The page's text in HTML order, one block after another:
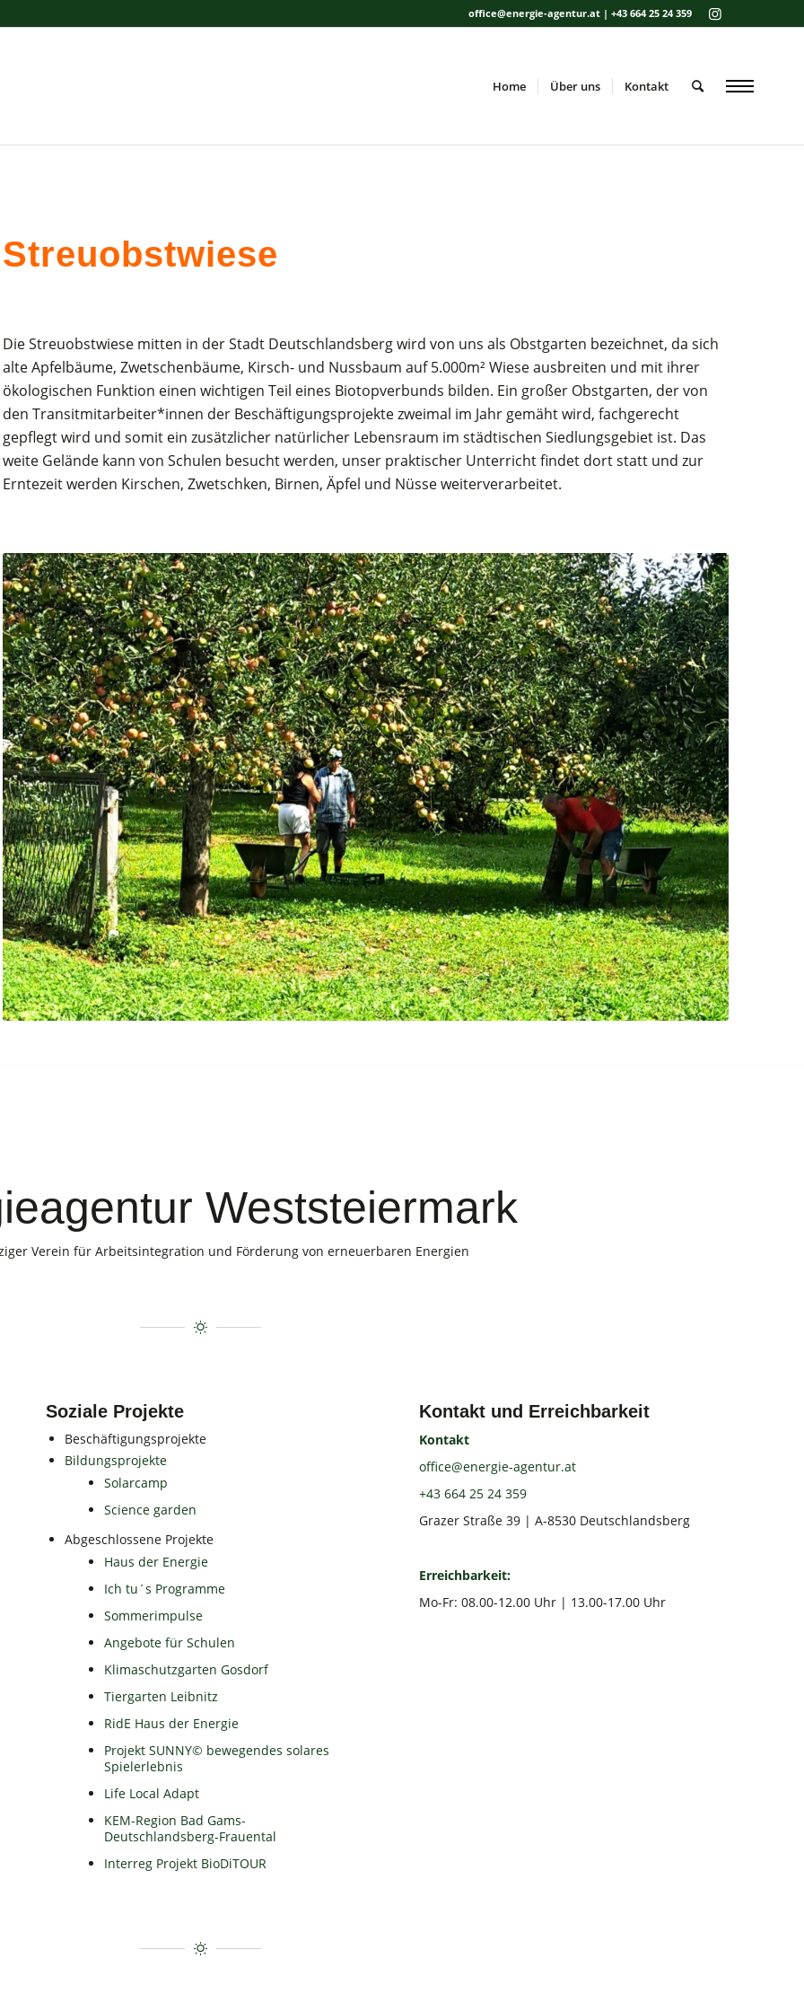
office@energie-agentur.at | +43 664 25 24 359
Home Über uns Kontakt
Streuobstwiese
Die Streuobstwiese mitten in der Stadt Deutschlandsberg wird von uns als Obstgarten bezeichnet, da sich
alte Apfelbäume, Zwetschenbäume, Kirsch- und Nussbaum auf 5.000m² Wiese ausbreiten und mit ihrer
ökologischen Funktion einen wichtigen Teil eines Biotopverbunds bilden. Ein großer Obstgarten, der von
den Transitmitarbeiter*innen der Beschäftigungsprojekte zweimal im Jahr gemäht wird, fachgerecht
gepflegt wird und somit ein zusätzlicher natürlicher Lebensraum im städtischen Siedlungsgebiet ist. Das
weite Gelände kann von Schulen besucht werden, unser praktischer Unterricht findet dort statt und zur
Erntezeit werden Kirschen, Zwetschken, Birnen, Äpfel und Nüsse weiterverarbeitet.
Weststeiermark
Verein für Arbeitsintegration und Förderung von erneuerbaren Energien
Soziale Projekte
Beschäftigungsprojekte
Bildungsprojekte
Solarcamp
Science garden
Abgeschlossene Projekte
Haus der Energie
Ich tu´s Programme
Sommerimpulse
Angebote für Schulen
Klimaschutzgarten Gosdorf
Tiergarten Leibnitz
RidE Haus der Energie
Projekt SUNNY© bewegendes solares
Spielerlebnis
Life Local Adapt
KEM-Region Bad Gams-
Deutschlandsberg-Frauental
Interreg Projekt BioDiTOUR
Kontakt und Erreichbarkeit
Kontakt
office@energie-agentur.at
+43 664 25 24 359
Grazer Straße 39 | A-8530 Deutschlandsberg
Erreichbarkeit:
Mo-Fr: 08.00-12.00 Uhr | 13.00-17.00 Uhr